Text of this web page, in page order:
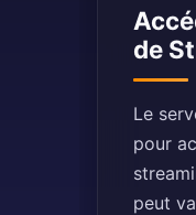
de
Le
pour
peut